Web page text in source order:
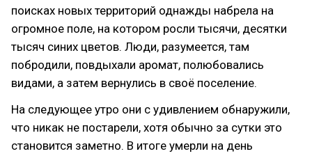
поисках новых территорий однажды набрела на
огромное поле, на котором росли тысячи, десятки
тысяч синих цветов. Люди, разумеется, там
побродили, повдыхали аромат, полюбовались
видами, а затем вернулись в своё поселение.
На следующее утро они с удивлением обнаружили,
что никак не постарели, хотя обычно за сутки это
становится заметно. В итоге умерли на день